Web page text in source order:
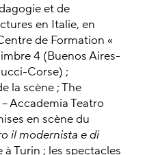
et de
en Italie, en
de Formation «
4 (Buenos Aires-
Corse) ;
la scène ; The
Accademia Teatro
en scène du
il modernista e di
à Turin ; les spectacles